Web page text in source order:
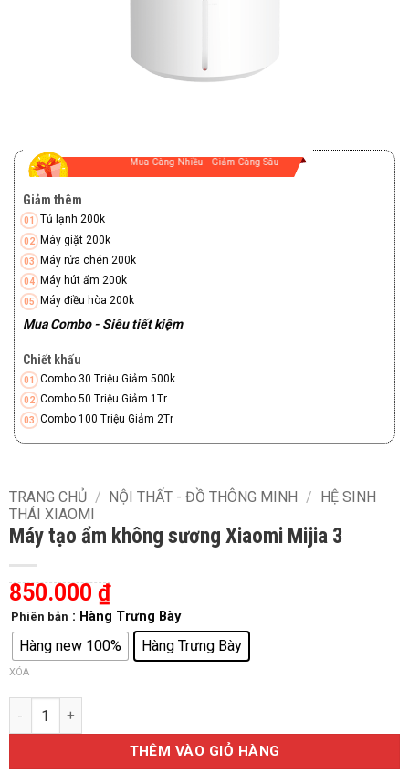
Mua Càng Nhiều - Giảm Càng Sâu
Giảm thêm
Tủ lạnh 200k
Máy giặt 200k
Máy rửa chén 200k
Máy hút ẩm 200k
Máy điều hòa 200k
Mua Combo - Siêu tiết kiệm
Chiết khấu
Combo 30 Triệu Giảm 500k
Combo 50 Triệu Giảm 1Tr
Combo 100 Triệu Giảm 2Tr
TRANG CHỦ / NỘI THẤT - ĐỒ THÔNG MINH /
HỆ SINH
THÁI XIAOMI
Máy tạo ẩm không sương Xiaomi Mijia 3
850.000 ₫
Phiên bản : Hàng Trưng Bày
Hàng new 100% Hàng Trưng Bày
XÓA
Máy tạo ẩm không sương Xiaomi Mijia 3 số lượng
THÊM VÀO GIỎ HÀNG